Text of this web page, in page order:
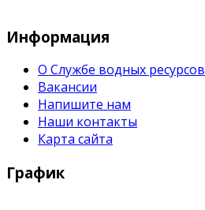
Информация
О Службе водных ресурсов
Вакансии
Напишите нам
Наши контакты
Карта сайта
График